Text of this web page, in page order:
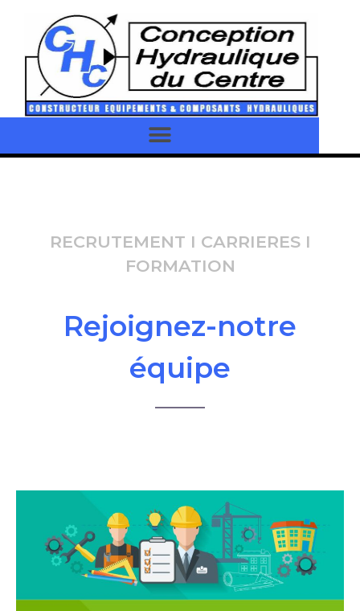
RECRUTEMENT I CARRIERES I
FORMATION
Rejoignez-notre
équipe